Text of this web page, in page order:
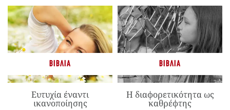
ΒΙΒΛΊΑ
Ευτυχία έναντι
ικανοποίησης
ΒΙΒΛΊΑ
Η διαφορετικότητα ως
καθρέφτης